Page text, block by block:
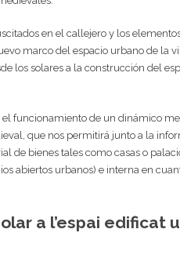
en el callejero y los
marco del espacio urbano de la
los solares a la construcción del
funcionamiento de un dinámico
que nos permitirá junto a la
de bienes tales como casas o
abiertos urbanos) e interna en
a l’espai edificat